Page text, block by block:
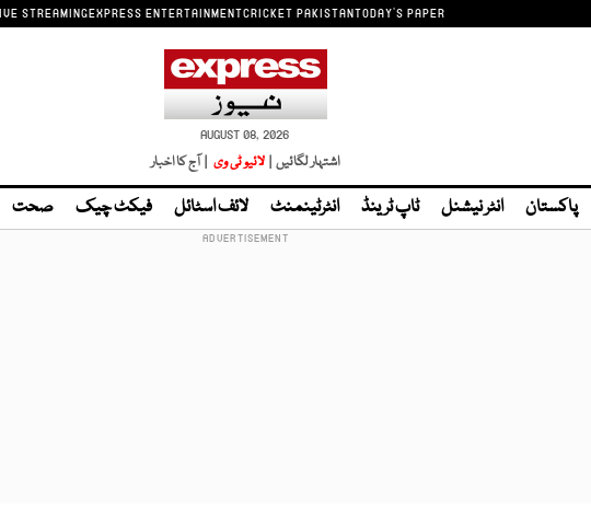
STREAMINGEXPRESS ENTERTAINMENTCRICKET PAKISTANTODAY'S PAPER
AUGUST 08, 2026
اشتہار لگائیں | لائیو ٹی وی | آج کا اخبار
پاکستان انٹر نیشنل ٹاپ ٹرینڈ انٹرٹینمنٹ لائف اسٹائل فیکٹ چیک صحت